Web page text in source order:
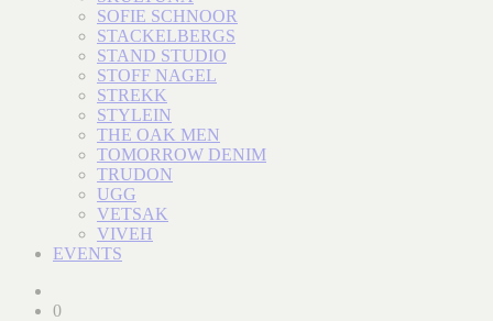
SOFIE SCHNOOR
STACKELBERGS
STAND STUDIO
STOFF NAGEL
STREKK
STYLEIN
THE OAK MEN
TOMORROW DENIM
TRUDON
UGG
VETSAK
VIVEH
EVENTS
0